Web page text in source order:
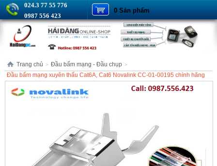
024.3 77 55 776
0987 556 423
0 Sản phẩm
Trang chủ > Đầu bấm mạng - Đầu chụp >
Đầu bấm mạng xuyên thấu Cat6A, Cat6 Novalink CC-01-00195 chính hãng